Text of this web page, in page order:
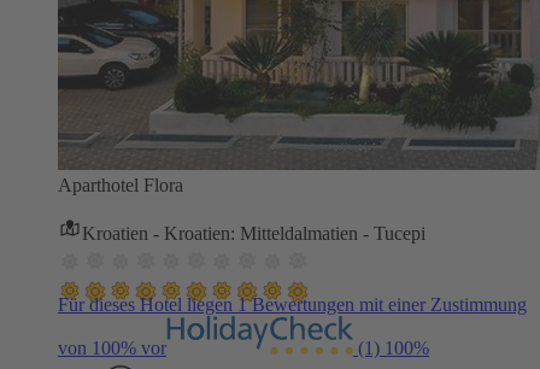
Aparthotel Flora
Kroatien - Kroatien: Mitteldalmatien - Tucepi
Für dieses Hotel liegen 1 Bewertungen mit einer Zustimmung
von 100% vor (1) 100%